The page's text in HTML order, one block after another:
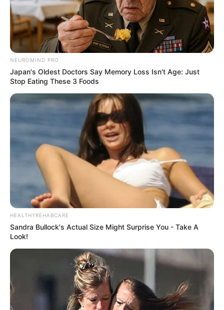
10 Desain Kanopi Tempat
Tidur, Serasa Beristirahat di
Kamar Raja
Tampil Lebih Modern, 7 Potret
Hasil Renovasi Rumah Berusia
90 Tahun
NEUROMIND PRO
Japan's Oldest Doctors Say Memory Loss Isn't Age: Just
Stop Eating These 3 Foods
HEALTHYREHABCARE
Sandra Bullock's Actual Size Might Surprise You - Take A
Look!